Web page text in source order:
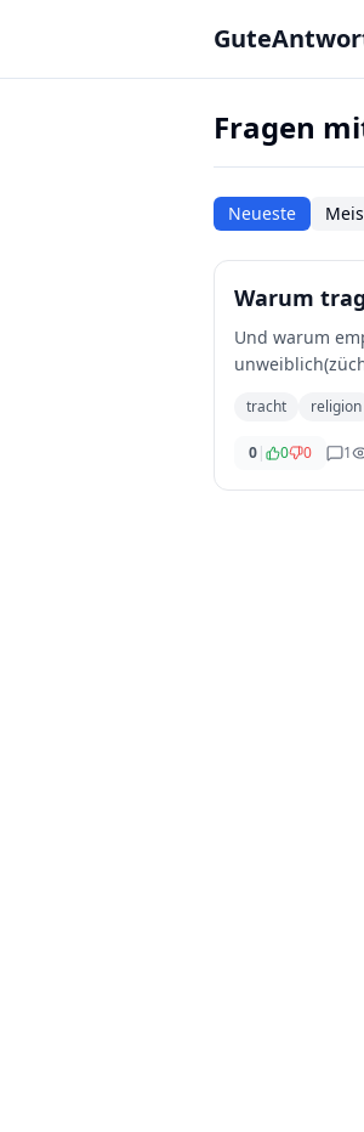
Fragen
Neueste
Warum
Und warum
tracht religion
0| 0 0 1